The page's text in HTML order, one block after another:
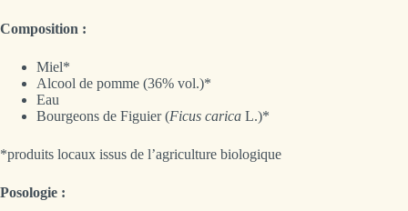
Composition :
Miel*
Alcool de pomme (36% vol.)*
Eau
Bourgeons de Figuier (Ficus carica L.)*
*produits locaux issus de l’agriculture biologique
Posologie :